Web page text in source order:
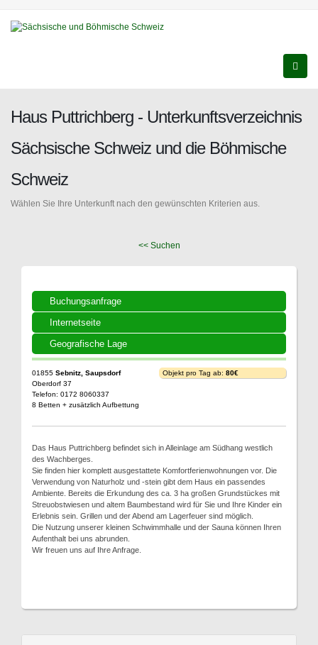
Haus Puttrichberg - Unterkunftsverzeichnis
Sächsische Schweiz und die Böhmische
Schweiz
Wählen Sie Ihre Unterkunft nach den gewünschten Kriterien aus.
<< Suchen
Buchungsanfrage
Internetseite
Geografische Lage
01855 Sebnitz, Saupsdorf
Oberdorf 37
Telefon: 0172 8060337
8 Betten + zusätzlich Aufbettung
Objekt pro Tag ab: 80€
Das Haus Puttrichberg befindet sich in Alleinlage am Südhang westlich
des Wachberges.
Sie finden hier komplett ausgestattete Komfortferienwohnungen vor. Die
Verwendung von Naturholz und -stein gibt dem Haus ein passendes
Ambiente. Bereits die Erkundung des ca. 3 ha großen Grundstückes mit
Streuobstwiesen und altem Baumbestand wird für Sie und Ihre Kinder ein
Erlebnis sein. Grillen und der Abend am Lagerfeuer sind möglich.
Die Nutzung unserer kleinen Schwimmhalle und der Sauna können Ihren
Aufenthalt bei uns abrunden.
Wir freuen uns auf Ihre Anfrage.